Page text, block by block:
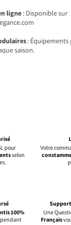
ligne : Disponible sur
:
saison.
pour
selon
Votre
100%
pendant
Une
Français